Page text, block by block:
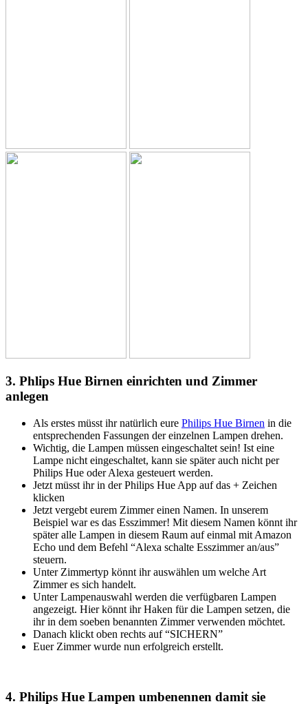
3. Phlips Hue Birnen einrichten und Zimmer
anlegen
Als erstes müsst ihr natürlich eure Philips Hue Birnen in die
entsprechenden Fassungen der einzelnen Lampen drehen.
Wichtig, die Lampen müssen eingeschaltet sein! Ist eine
Lampe nicht eingeschaltet, kann sie später auch nicht per
Philips Hue oder Alexa gesteuert werden.
Jetzt müsst ihr in der Philips Hue App auf das + Zeichen
klicken
Jetzt vergebt eurem Zimmer einen Namen. In unserem
Beispiel war es das Esszimmer! Mit diesem Namen könnt ihr
später alle Lampen in diesem Raum auf einmal mit Amazon
Echo und dem Befehl “Alexa schalte Esszimmer an/aus”
steuern.
Unter Zimmertyp könnt ihr auswählen um welche Art
Zimmer es sich handelt.
Unter Lampenauswahl werden die verfügbaren Lampen
angezeigt. Hier könnt ihr Haken für die Lampen setzen, die
ihr in dem soeben benannten Zimmer verwenden möchtet.
Danach klickt oben rechts auf “SICHERN”
Euer Zimmer wurde nun erfolgreich erstellt.
4. Philips Hue Lampen umbenennen damit sie